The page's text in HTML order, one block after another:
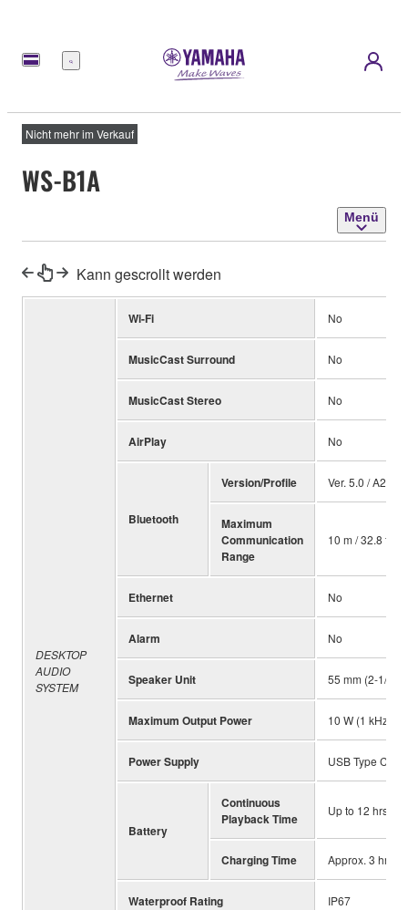
Menü
Nicht mehr im Verkauf
WS-B1A
Menü
Kann gescrollt werden
DESKTOP
AUDIO
SYSTEM
Wi-Fi No
MusicCast Surround No
MusicCast Stereo No
AirPlay No
Bluetooth
Version/Profile Ver. 5.0 / A2DP,
Maximum
Communication
Range
10 m / 32.8 ft.
Ethernet No
Alarm No
Speaker Unit 55 mm (2-1/8")
Maximum Output Power 10 W (1 kHz,
Power Supply USB Type C or
Battery
Continuous
Playback Time
Up to 12 hrs
Charging Time Approx. 3 hrs
Waterproof Rating IP67